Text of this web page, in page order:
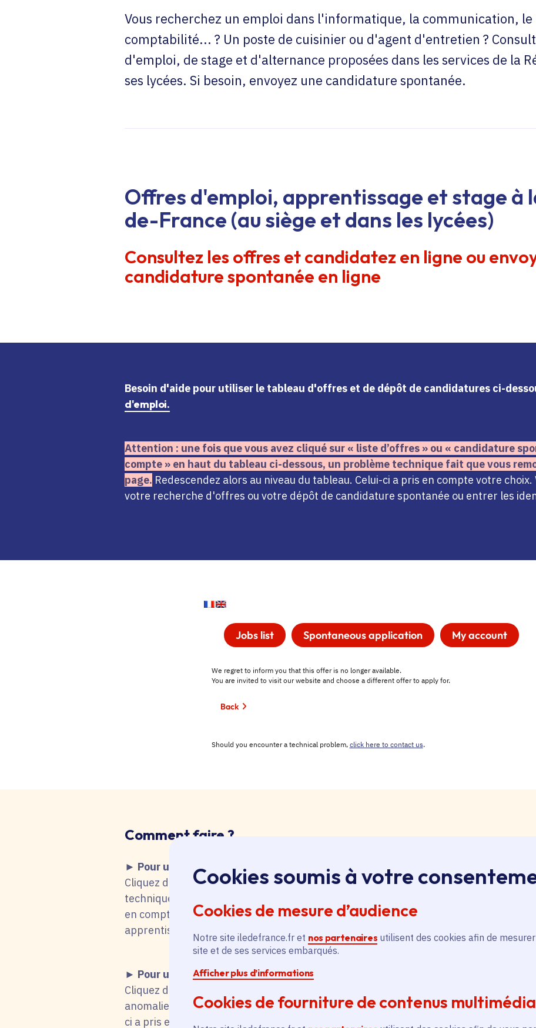
Cookies soumis à votre
Cookies de mesure d’audience
Notre site iledefrance.fr et nos partenaires utilisent des cookies afin de mesurer
site et de ses services embarqués.
Afficher plus d’informations
Cookies de fourniture de contenus multimédia
Vous recherchez un emploi dans l'informatique, la communication,
comptabilité... ? Un poste de cuisinier ou d'agent d'entretien ?
d'emploi, de stage et d'alternance proposées dans les services de la
ses lycées. Si besoin, envoyez une candidature spontanée.
Offres d'emploi, apprentissage et stage à
de-France (au siège et dans les lycées)
Consultez les offres et candidatez en ligne ou
candidature spontanée en ligne
Besoin d'aide pour utiliser le tableau d'offres et de dépôt de candidatures ci-
d'emploi.
Attention : une fois que vous avez cliqué sur « liste d’offres » ou « candidature
compte » en haut du tableau ci-dessous, un problème technique fait que vous
page. Redescendez alors au niveau du tableau. Celui-ci a pris en compte votre
votre recherche d'offres ou votre dépôt de candidature spontanée ou entrer les
Comment faire ?
► Pour une recherche d'emploi, apprentissage, stage
Cliquez dans le tableau ci-dessus sur le bouton « Liste d'offres » pour qu'il soit en
technique fait que vous remontez aussitôt en haut de page. Redescendez au niveau
en compte votre choix. Vous pouvez alors faire une recherche par catégorie (emploi
apprentissage, stage), mot-clé, filière et département (75, 77, 78, 91, 92, 93, 94,
► Pour une candidature spontanée
Cliquez dans le tableau ci-dessus sur le bouton « Candidature spontanée » pour
anomalie technique fait que vous remontez aussitôt en haut de page. Redescendez
ci a pris en compte votre choix. Vous pouvez alors sélectionner siège ou lycées et